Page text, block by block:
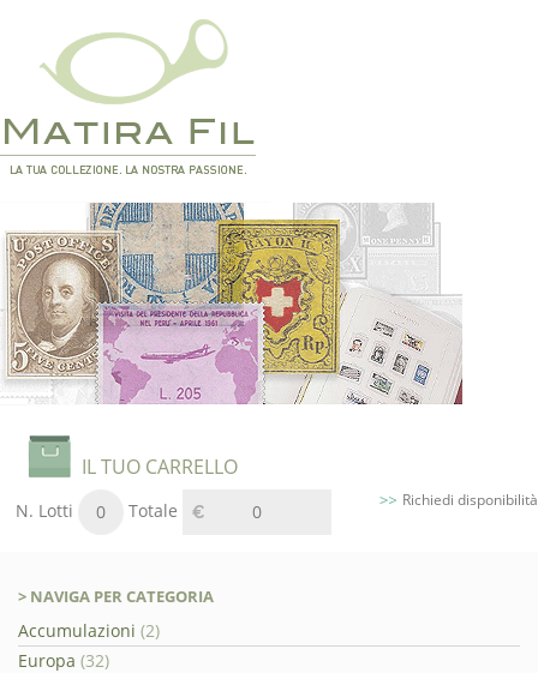
IL TUO CARRELLO
N. Lotti 0 Totale 0
Richiedi disponibilità
> NAVIGA PER CATEGORIA
Accumulazioni (2)
Europa (32)